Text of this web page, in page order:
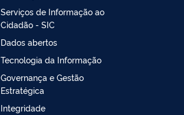
Serviços de Informação ao
Cidadão - SIC
Dados abertos
Tecnologia da Informação
Governança e Gestão
Estratégica
Integridade